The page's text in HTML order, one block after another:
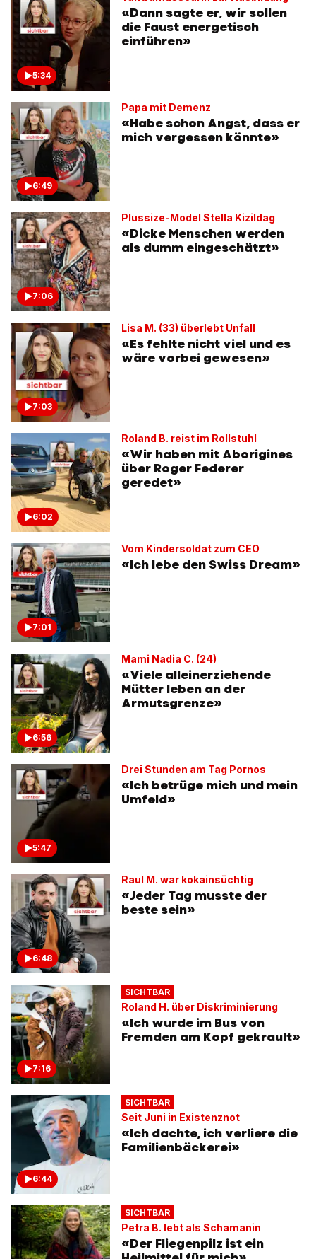
5:34
«Dann sagte er, wir sollen
die Faust energetisch
einführen»
6:49
Papa mit Demenz
«Habe schon Angst, dass er
mich vergessen könnte»
7:06
Plussize-Model Stella Kizildag
«Dicke Menschen werden
als dumm eingeschätzt»
7:03
Lisa M. (33) überlebt Unfall
«Es fehlte nicht viel und es
wäre vorbei gewesen»
6:02
Roland B. reist im Rollstuhl
«Wir haben mit Aborigines
über Roger Federer
geredet»
7:01
Vom Kindersoldat zum CEO
«Ich lebe den Swiss Dream»
6:56
Mami Nadia C. (24)
«Viele alleinerziehende
Mütter leben an der
Armutsgrenze»
5:47
Drei Stunden am Tag Pornos
«Ich betrüge mich und mein
Umfeld»
6:48
Raul M. war kokainsüchtig
«Jeder Tag musste der
beste sein»
7:16
SICHTBAR
Roland H. über Diskriminierung
«Ich wurde im Bus von
Fremden am Kopf gekrault»
6:44
SICHTBAR
Seit Juni in Existenznot
«Ich dachte, ich verliere die
Familienbäckerei»
SICHTBAR
Petra B. lebt als Schamanin
«Der Fliegenpilz ist ein